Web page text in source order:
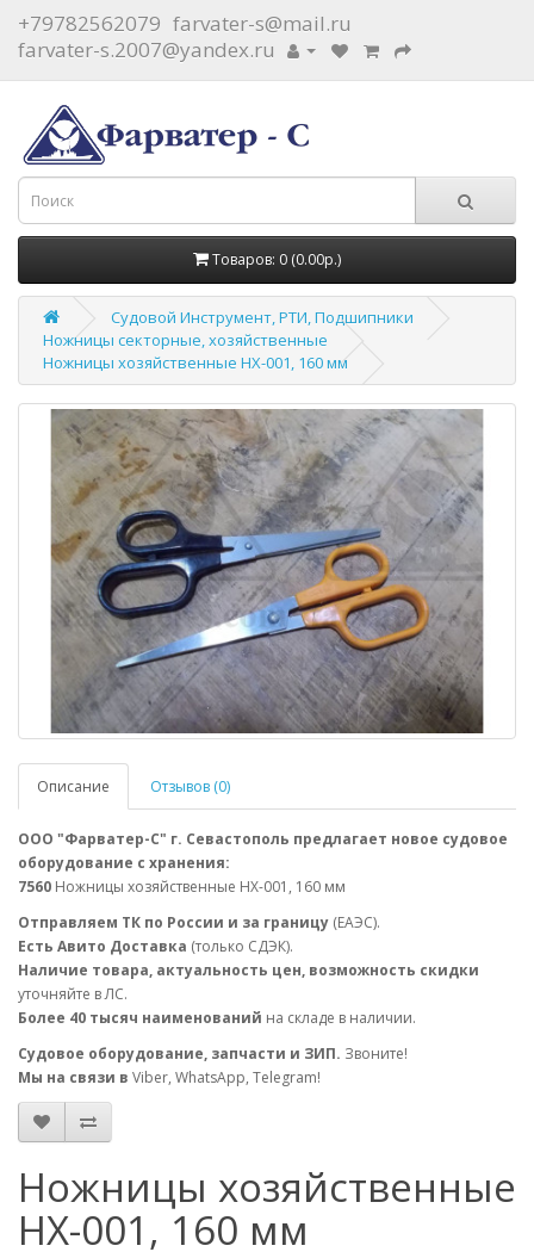
+79782562079 farvater-s@mail.ru
farvater-s.2007@yandex.ru
Товаров: 0 (0.00р.)
Судовой Инструмент, РТИ, Подшипники
Ножницы секторные, хозяйственные
Ножницы хозяйственные НХ-001, 160 мм
Описание Отзывов (0)
ООО "Фарватер-С" г. Севастополь предлагает новое судовое
оборудование с хранения:
7560 Ножницы хозяйственные НХ-001, 160 мм
Отправляем ТК по России и за границу (ЕАЭС).
Есть Авито Доставка (только СДЭК).
Наличие товара, актуальность цен, возможность скидки
уточняйте в ЛС.
Более 40 тысяч наименований на складе в наличии.
Судовое оборудование, запчасти и ЗИП. Звоните!
Мы на связи в Viber, WhatsApp, Telegram!
Ножницы хозяйственные
НХ-001, 160 мм